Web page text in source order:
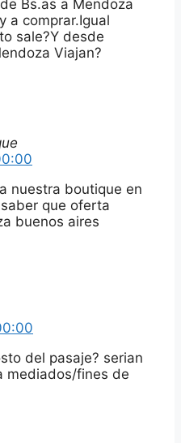
Bs.as a Mendoza
a comprar.Igual
sale?Y desde
Viajan?
nuestra boutique en
que oferta
buenos aires
del pasaje? serian
mediados/fines de